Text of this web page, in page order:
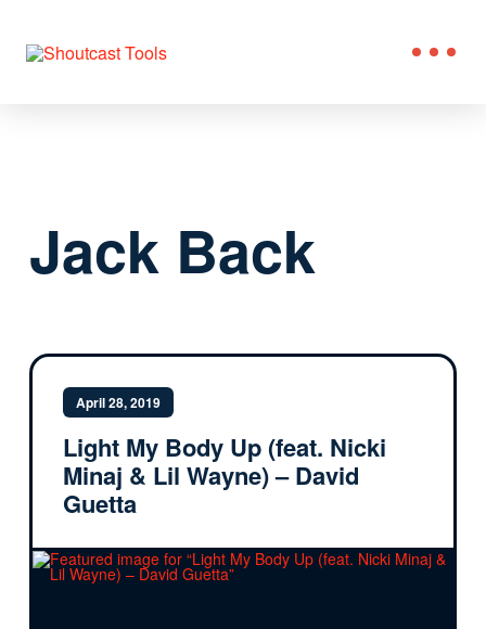
Jack Back
April 28, 2019
Light My Body Up (feat. Nicki
Minaj & Lil Wayne) – David
Guetta